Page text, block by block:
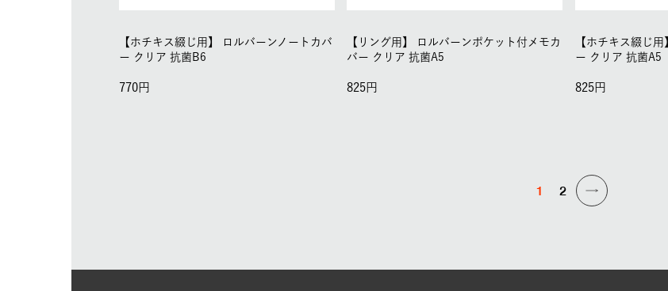
【ホチキス綴じ用】
ロルバーンノートカバ
ー クリア 抗菌B6
770
【リング用】
ロルバーンポケット付メモカ
バー クリア 抗菌A5
825
【ホチキス綴じ用
ー クリア 抗菌A5
825
1 2